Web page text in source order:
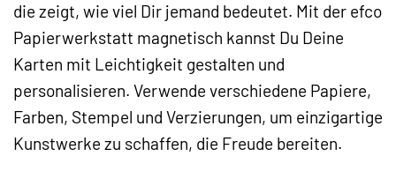
die zeigt, wie viel Dir jemand bedeutet. Mit der efco
Papierwerkstatt magnetisch kannst Du Deine
Karten mit Leichtigkeit gestalten und
personalisieren. Verwende verschiedene Papiere,
Farben, Stempel und Verzierungen, um einzigartige
Kunstwerke zu schaffen, die Freude bereiten.